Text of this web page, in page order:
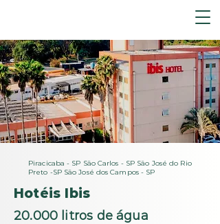
Piracicaba - SP São Carlos - SP São José do Rio
Preto -SP São José dos Campos - SP
Hotéis Ibis
20.000 litros de água